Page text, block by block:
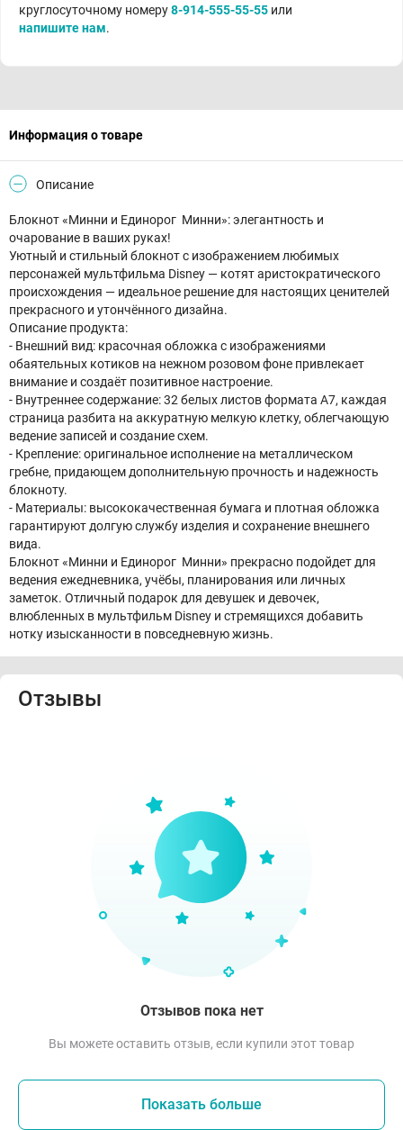
круглосуточному номеру8-914-555-55-55 или
напишите нам.
Информация о товаре
Описание
Блокнот «Минни и Единорог Минни»: элегантность и
очарование в ваших руках!
Уютный и стильный блокнот с изображением любимых
персонажей мультфильма Disney — котят аристократического
происхождения — идеальное решение для настоящих ценителей
прекрасного и утончённого дизайна.
Описание продукта:
- Внешний вид: красочная обложка с изображениями
обаятельных котиков на нежном розовом фоне привлекает
внимание и создаёт позитивное настроение.
- Внутреннее содержание: 32 белых листов формата A7, каждая
страница разбита на аккуратную мелкую клетку, облегчающую
ведение записей и создание схем.
- Крепление: оригинальное исполнение на металлическом
гребне, придающем дополнительную прочность и надежность
блокноту.
- Материалы: высококачественная бумага и плотная обложка
гарантируют долгую службу изделия и сохранение внешнего
вида.
Блокнот «Минни и Единорог Минни» прекрасно подойдет для
ведения ежедневника, учёбы, планирования или личных
заметок. Отличный подарок для девушек и девочек,
влюбленных в мультфильм Disney и стремящихся добавить
нотку изысканности в повседневную жизнь.
Отзывы
Отзывов пока нет
Вы можете оставить отзыв, если купили этот товар
Показать больше